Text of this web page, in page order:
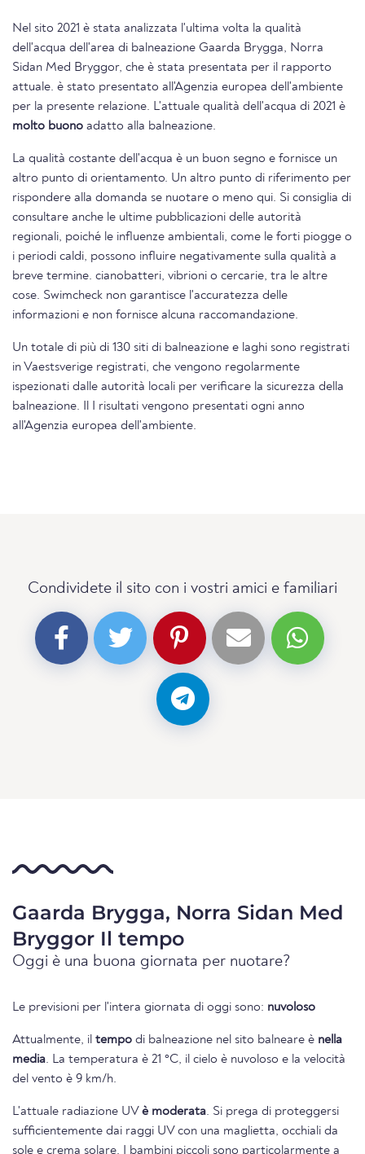
Nel sito 2021 è stata analizzata l'ultima volta la qualità
dell'acqua dell'area di balneazione Gaarda Brygga, Norra
Sidan Med Bryggor, che è stata presentata per il rapporto
attuale. è stato presentato all'Agenzia europea dell'ambiente
per la presente relazione. L'attuale qualità dell'acqua di 2021 è
molto buono adatto alla balneazione.
La qualità costante dell'acqua è un buon segno e fornisce un
altro punto di orientamento. Un altro punto di riferimento per
rispondere alla domanda se nuotare o meno qui. Si consiglia di
consultare anche le ultime pubblicazioni delle autorità
regionali, poiché le influenze ambientali, come le forti piogge o
i periodi caldi, possono influire negativamente sulla qualità a
breve termine. cianobatteri, vibrioni o cercarie, tra le altre
cose. Swimcheck non garantisce l'accuratezza delle
informazioni e non fornisce alcuna raccomandazione.
Un totale di più di 130 siti di balneazione e laghi sono registrati
in Vaestsverige registrati, che vengono regolarmente
ispezionati dalle autorità locali per verificare la sicurezza della
balneazione. Il I risultati vengono presentati ogni anno
all'Agenzia europea dell'ambiente.
Condividete il sito con i vostri amici e familiari
Gaarda Brygga, Norra Sidan Med
Bryggor Il tempo
Oggi è una buona giornata per nuotare?
Le previsioni per l'intera giornata di oggi sono: nuvoloso
Attualmente, il tempo di balneazione nel sito balneare è nella
media. La temperatura è 21 °C, il cielo è nuvoloso e la velocità
del vento è 9 km/h.
L'attuale radiazione UV è moderata. Si prega di proteggersi
sufficientemente dai raggi UV con una maglietta, occhiali da
sole e crema solare. I bambini piccoli sono particolarmente a